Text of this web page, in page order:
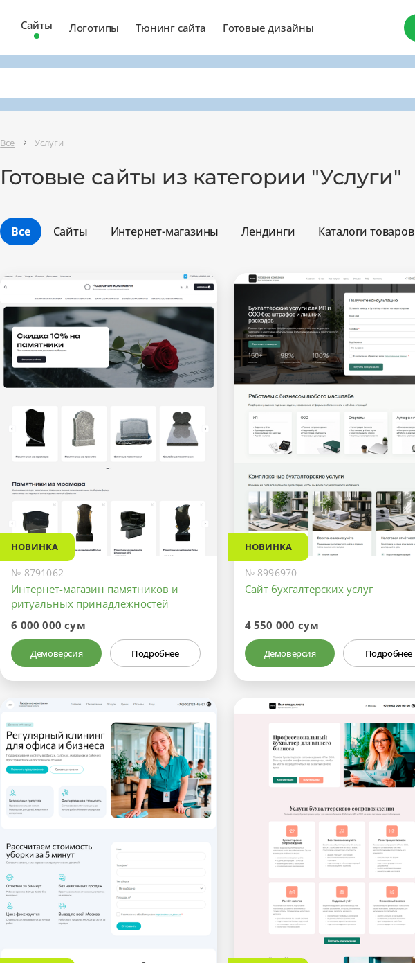
Сайты Логотипы Тюнинг сайта Готовые дизайны
Все Услуги
Готовые сайты из категории "Услуги"
Все Сайты
Оптимальный
Максимальный
Интернет-магазины Лендинги Каталоги товаров
НОВИНКА
№ 8791062
Интернет-магазин памятников и
ритуальных принадлежностей
6 000 000 сум
Демоверсия Подробнее
НОВИНКА
№ 8996970
Сайт бухгалтерских услуг
4 550 000 сум
Демоверсия Подробнее